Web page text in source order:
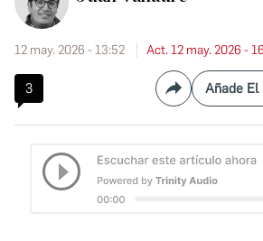
12 may. 2026 - 13:52 Act. 12 may. 2026 -
3 Compartir
Añade El